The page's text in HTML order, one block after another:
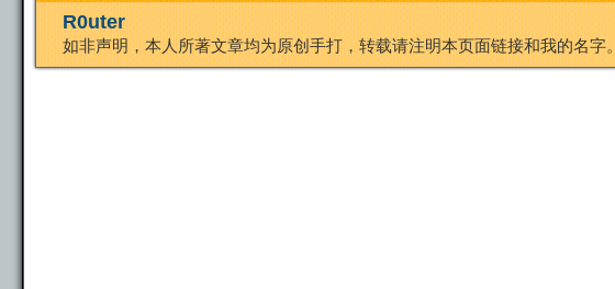
R0uter
如非声明，本人所著文章均为原创手打，转载请注明本页面链接和我的名字。